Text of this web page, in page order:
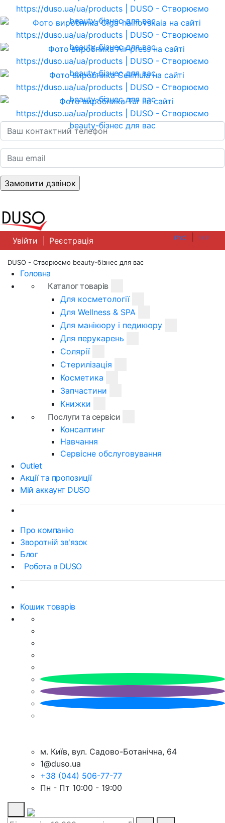
РУС УКР
Увійти Реєстрація
DUSO - Створюємо beauty-бізнес для вас
Головна
Каталог товарів
Для косметології
Для Wellness & SPA
Для манікюру і педикюру
Для перукарень
Солярії
Стерилізація
Косметика
Запчастини
Книжки
Послуги та сервіси
Консалтинг
Навчання
Сервісне обслуговування
Outlet
Акції та пропозиції
Мій аккаунт DUSO
Про компанію
Зворотній зв'язок
Блог
Робота в DUSO
Кошик товарів
м. Київ, вул. Садово-Ботанічна, 64
1@duso.ua
+38 (044) 506-77-77
Пн - Пт 10:00 - 19:00